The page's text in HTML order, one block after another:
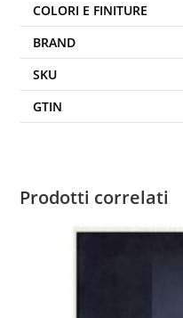
COLORI E FINITURE
BRAND
SKU
GTIN
Prodotti correlati